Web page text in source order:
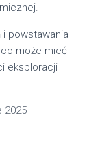
i powstawania
może mieć
eksploracji
2025